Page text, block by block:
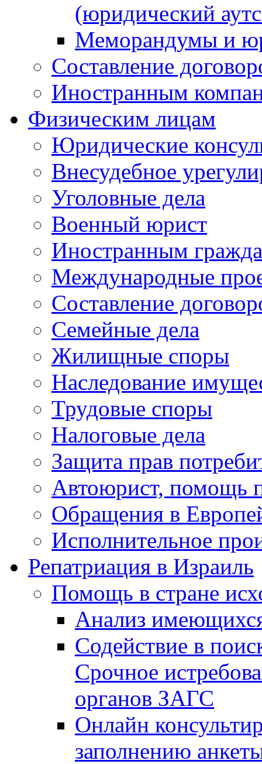
(юридический
Меморандумы и
Составление
Иностранным
Физическим лицам
Юридические
Внесудебное
Уголовные дела
Военный юрист
Иностранным
Международные
Составление
Семейные дела
Жилищные споры
Наследование
Трудовые споры
Налоговые дела
Защита прав
Автоюрист, помощь
Обращения в
Исполнительное
Репатриация в Израиль
Помощь в стране
Анализ
Содействие в
Срочное
органов ЗАГС
Онлайн
заполнению